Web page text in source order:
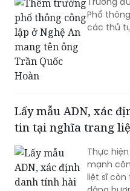
Lấy mẫu ADN, xác
Thực
mạnh
liệt sĩ
dâng
khai lấy
được